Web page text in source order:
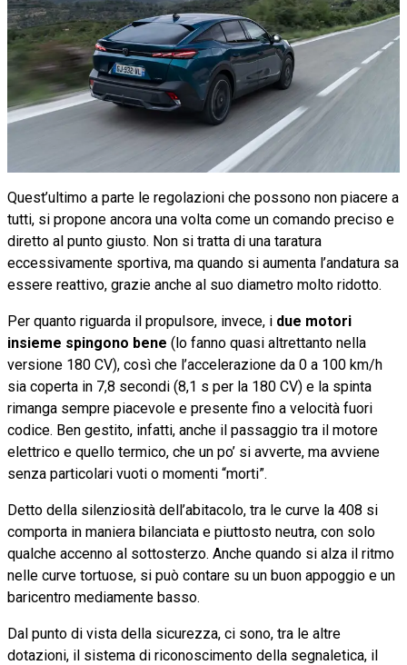
Quest’ultimo a parte le regolazioni che possono non piacere a
tutti, si propone ancora una volta come un comando preciso e
diretto al punto giusto. Non si tratta di una taratura
eccessivamente sportiva, ma quando si aumenta l’andatura sa
essere reattivo, grazie anche al suo diametro molto ridotto.
Per quanto riguarda il propulsore, invece, i due motori
insieme spingono bene (lo fanno quasi altrettanto nella
versione 180 CV), così che l’accelerazione da 0 a 100 km/h
sia coperta in 7,8 secondi (8,1 s per la 180 CV) e la spinta
rimanga sempre piacevole e presente fino a velocità fuori
codice. Ben gestito, infatti, anche il passaggio tra il motore
elettrico e quello termico, che un po’ si avverte, ma avviene
senza particolari vuoti o momenti “morti”.
Detto della silenziosità dell’abitacolo, tra le curve la 408 si
comporta in maniera bilanciata e piuttosto neutra, con solo
qualche accenno al sottosterzo. Anche quando si alza il ritmo
nelle curve tortuose, si può contare su un buon appoggio e un
baricentro mediamente basso.
Dal punto di vista della sicurezza, ci sono, tra le altre
dotazioni, il sistema di riconoscimento della segnaletica, il